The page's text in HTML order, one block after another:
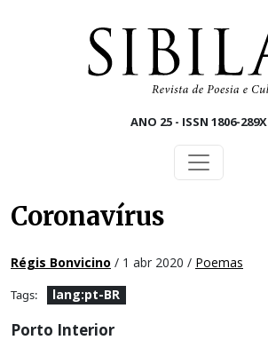
ANO 25 - ISSN 1806-289X
Coronavírus
Régis Bonvicino / 1 abr 2020 / Poemas
Tags: lang:pt-BR
Porto Interior